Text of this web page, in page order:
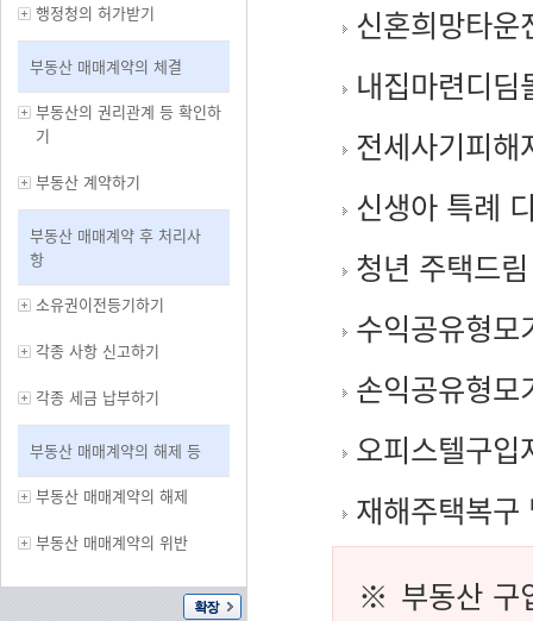
행정청의 허가받기
부동산 매매계약의 체결
부동산의 권리관계 등 확인하
기
부동산 계약하기
부동산 매매계약 후 처리사
항
소유권이전등기하기
각종 사항 신고하기
각종 세금 납부하기
부동산 매매계약의 해제 등
부동산 매매계약의 해제
부동산 매매계약의 위반
신혼희망타운
내집마련디딤
전세사기피
신생아 특례
청년 주택드
수익공유형모
손익공유형모
오피스텔구입
재해주택복구
※ 부동산 구